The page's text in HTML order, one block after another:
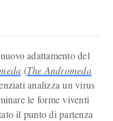
adattamento del
(The Andromeda
analizza un virus
le forme viventi
il punto di partenza